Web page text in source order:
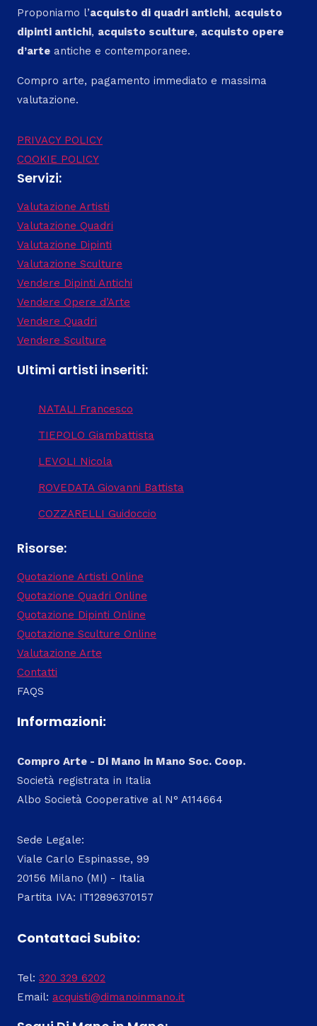
Proponiamo l’acquisto di quadri antichi, acquisto
dipinti antichi, acquisto sculture, acquisto opere
d’arte antiche e contemporanee.
Compro arte, pagamento immediato e massima
valutazione.
PRIVACY POLICY
COOKIE POLICY
Servizi:
Valutazione Artisti
Valutazione Quadri
Valutazione Dipinti
Valutazione Sculture
Vendere Dipinti Antichi
Vendere Opere d’Arte
Vendere Quadri
Vendere Sculture
Ultimi artisti inseriti:
NATALI Francesco
TIEPOLO Giambattista
LEVOLI Nicola
ROVEDATA Giovanni Battista
COZZARELLI Guidoccio
Risorse:
Quotazione Artisti Online
Quotazione Quadri Online
Quotazione Dipinti Online
Quotazione Sculture Online
Valutazione Arte
Contatti
FAQS
Informazioni:
Compro Arte - Di Mano in Mano Soc. Coop.
Società registrata in Italia
Albo Società Cooperative al N° A114664
Sede Legale:
Viale Carlo Espinasse, 99
20156 Milano (MI) - Italia
Partita IVA: IT12896370157
Contattaci Subito:
Tel: 320 329 6202
Email: acquisti@dimanoinmano.it